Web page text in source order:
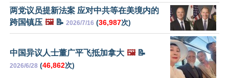
两党议员提新法案 应对中共等在美境内的
跨国镇压 🖼️📝 2026/7/16 (36,987次)
中国异议人士董广平飞抵加拿大 🖼️📝
2026/6/28 (46,862次)